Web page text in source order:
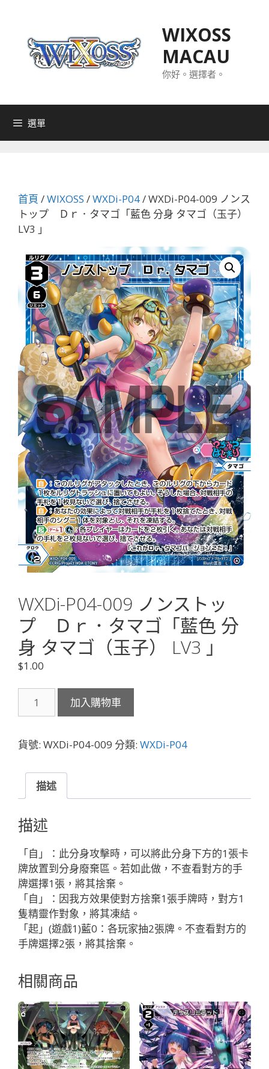
WIXOSS
MACAU
你好。選擇者。
選單
首頁 /WIXOSS /WXDi-P04/ WXDi-P04-009 ノンス
トップ Ｄｒ．タマゴ「藍色 分身 タマゴ（玉子）
LV3 」
WXDi-P04-009 ノンストッ
プ Ｄｒ．タマゴ「藍色 分
身 タマゴ（玉子） LV3 」
$1.00
P04-
ノ
ス
ッ
プ
Ｄ
ｒ．
タ
マ
ゴ
「藍
色
分
身
マ
（玉
子）
LV3
」
加入購物車
貨號: WXDi-P04-009 分類: WXDi-P04
描述
描述
「自」：此分身攻擊時，可以將此分身下方的1張卡
牌放置到分身廢棄區。若如此做，不查看對方的手
牌選擇1張，將其捨棄。
「自」：因我方效果使對方捨棄1張手牌時，對方1
隻精靈作對象，將其凍結。
「起」(遊戲1)藍0：各玩家抽2張牌。不查看對方的
手牌選擇2張，將其捨棄。
相關商品